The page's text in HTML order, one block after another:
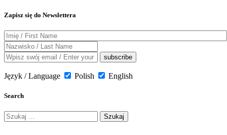
Zapisz się do Newslettera
Język / Language Polish English
Search
Szukaj: